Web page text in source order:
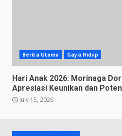
Berita Utama Gaya Hidup
Hari Anak 2026: Morinaga
Apresiasi Keunikan dan
July 15, 2026